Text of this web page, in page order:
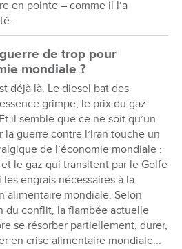
en pointe – comme il l’a
de trop pour
mondiale ?
déjà là. Le diesel bat des
grimpe, le prix du gaz
il semble que ce ne soit qu’un
la guerre contre l’Iran touche un
de l’économie mondiale :
le gaz qui transitent par le Golfe
les engrais nécessaires à la
alimentaire mondiale. Selon
du conflit, la flambée actuelle
se résorber partiellement, durer,
en crise alimentaire mondiale...